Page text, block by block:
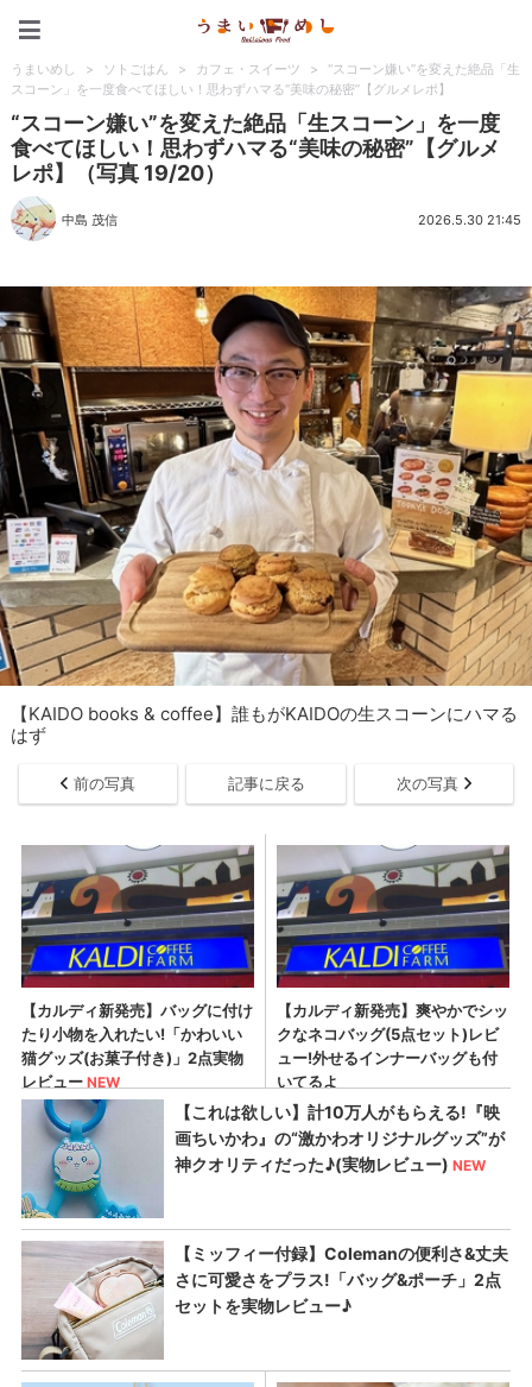
うまいめし > ソトごはん > カフェ・スイーツ >
“スコーン嫌い”を変えた絶品「生
スコーン」を一度食べてほしい！思わずハマる“美味の秘密”【グルメレポ】
“スコーン嫌い”を変えた絶品「生スコーン」を一度
食べてほしい！思わずハマる“美味の秘密”【グルメ
レポ】（写真 19/20）
中島 茂信 2026.5.30 21:45
【KAIDO books & coffee】誰もがKAIDOの生スコーンにハマる
はず
前の写真 記事に戻る 次の写真